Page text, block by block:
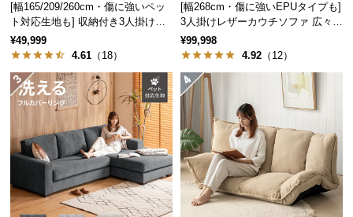
て
搬
経
路
つ
い
返
[幅165/209/260cm・傷に強いペッ
ト対応生地も] 収納付き3人掛け多
機能ソファ
¥49,999
4.61 （18）
[幅268cm・傷に強いEPUタイプも]
3人掛けレザーカウチソファ 広々設
計 高級感
¥99,998
4.92 （12）